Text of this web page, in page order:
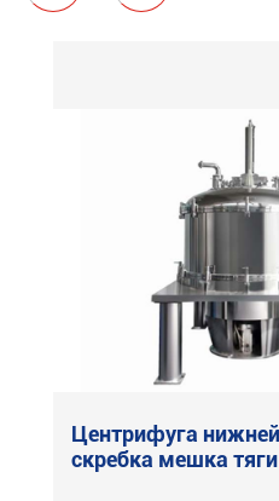
Центрифуга
скребка мешка